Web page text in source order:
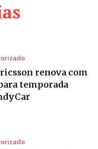
renova com
temporada